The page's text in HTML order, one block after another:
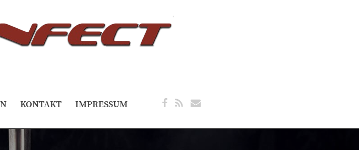
KONTAKT IMPRESSUM